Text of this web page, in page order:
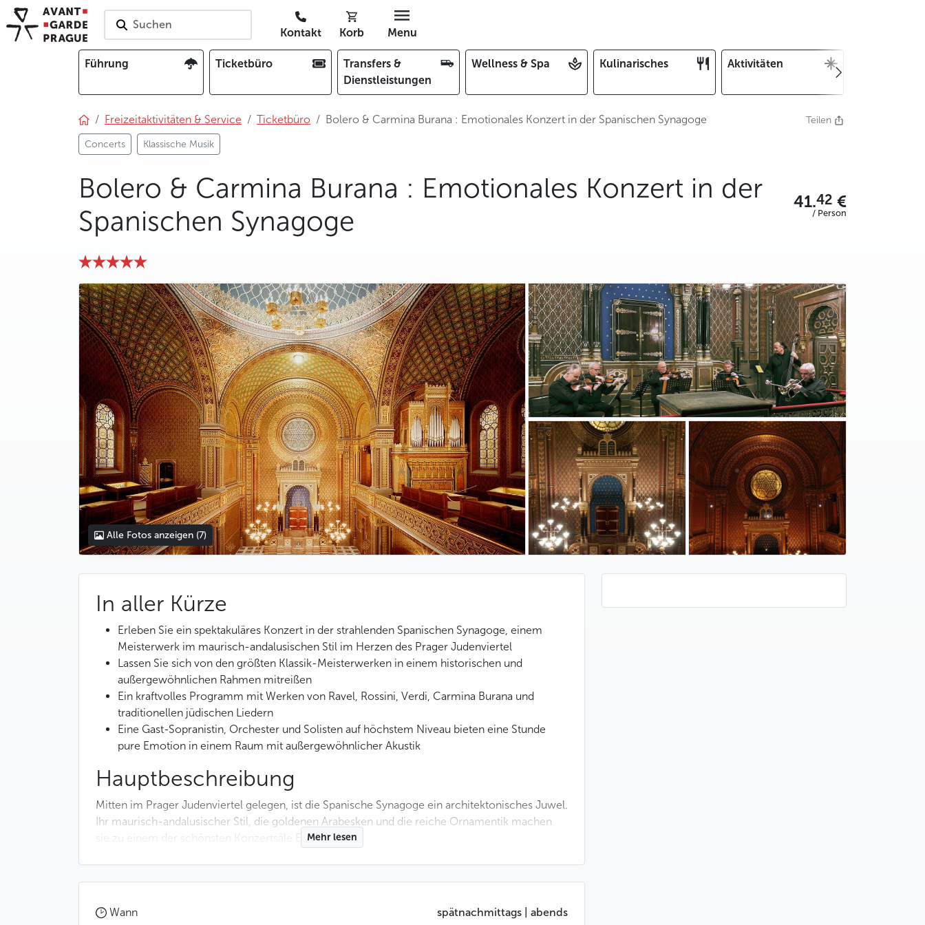
Suchen
Kontakt Korb Menu
Führung Ticketbüro
Transfers &
Dienstleistungen
Wellness & Spa Kulinarisches Aktivitäten
Freizeitaktivitäten & Service Ticketbüro Bolero & Carmina Burana : Emotionales Konzert in der Spanischen Synagoge
Concerts Klassische Musik
Teilen
Bolero & Carmina Burana : Emotionales Konzert in der
Spanischen Synagoge
41.42 €
/ Person
photo 5
photo 6
photo 7
Alle Fotos anzeigen (7)
In aller Kürze
Erleben Sie ein spektakuläres Konzert in der strahlenden Spanischen Synagoge, einem
Meisterwerk im maurisch-andalusischen Stil im Herzen des Prager Judenviertel
Lassen Sie sich von den größten Klassik-Meisterwerken in einem historischen und
außergewöhnlichen Rahmen mitreißen
Ein kraftvolles Programm mit Werken von Ravel, Rossini, Verdi, Carmina Burana und
traditionellen jüdischen Liedern
Eine Gast-Sopranistin, Orchester und Solisten auf höchstem Niveau bieten eine Stunde
pure Emotion in einem Raum mit außergewöhnlicher Akustik
Hauptbeschreibung
Mitten im Prager Judenviertel gelegen, ist die Spanische Synagoge ein architektonisches Juwel.
Ihr maurisch-andalusischer Stil, die goldenen Arabesken und die reiche Ornamentik machen
sie zu einem der schönsten Konzertsäle Europas.
gesangliche Feinheit vereint.
Mehr lesen
Wann spätnachmittags | abends